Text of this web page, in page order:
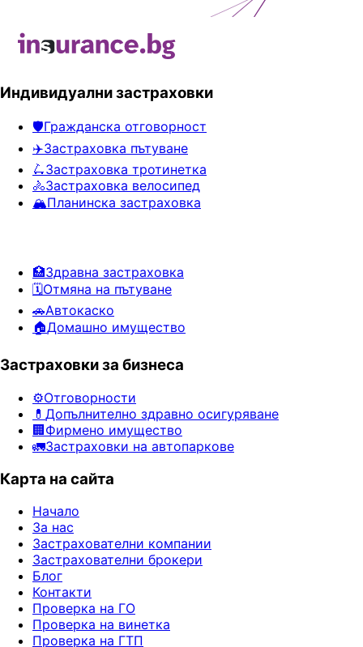
Индивидуални застраховки
🛡️Гражданска отговорност
✈️Застраховка пътуване
🛴Застраховка тротинетка
🚴Застраховка велосипед
🏔️Планинска застраховка
🏥Здравна застраховка
🗓️Отмяна на пътуване
🚗Автокаско
🏠Домашно имущество
Застраховки за бизнеса
⚙️Отговорности
💊 Допълнително здравно осигуряване
🏢Фирмено имущество
🚛Застраховки на автопаркове
Карта на сайта
Начало
За нас
Застрахователни компании
Застрахователни брокери
Блог
Контакти
Проверка на ГО
Проверка на винетка
Проверка на ГТП